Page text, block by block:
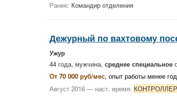
Ранее: Командир отделения
Дежурный по вахтовому
Ужур
44 года, мужчина, среднее специальное
От 70 000 руб/мес, опыт работы менее
Август 2016 — наст. время: КОНТРОЛЛЕР